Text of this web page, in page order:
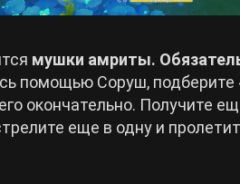
мушки амриты.
помощью Соруш, подберите
окончательно. Получите
еще в одну и